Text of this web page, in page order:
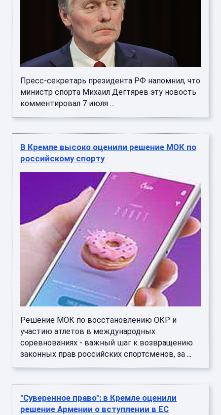
Пресс-секретарь президента РФ напомнил, что
министр спорта Михаил Дегтярев эту новость
комментировал 7 июля ...
В Кремле высоко оценили решение МОК по
российскому спорту
Решение МОК по восстановлению ОКР и
участию атлетов в международных
соревнованиях - важный шаг к возвращению
законных прав российских спортсменов, за ...
"Суверенное право": в Кремле оценили
решение Армении о вступлении в ЕС